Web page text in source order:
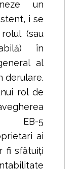
un
i se
(sau
în
al
derulare.
rol de
EB-5
ai
fi sfătuiți